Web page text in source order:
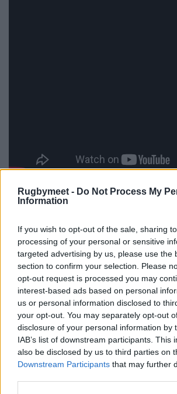
Rugbymeet - Do Not Process My
Information
If you wish to opt-out of the sale, sharing
processing of your personal or sensitive
targeted advertising by us, please use the
section to confirm your selection. Please
opt-out request is processed you may
interest-based ads based on personal
us or personal information disclosed to
your opt-out. You may separately opt-out
disclosure of your personal information by
IAB’s list of downstream participants. This
also be disclosed by us to third parties on
Downstream Participants that may further
Black Lion v Zebre
14-28 (14-14 p.t.)
Tabellino:3' meta Kvatadze tr.
17' meta Pitinari tr. Da Re (7-7),
Da Re (7-14), 40' meta
(14-14), 63' meta Pani tr. Da Re
meta Da Re tr. Da Re (14-28)
Cartellini:30' giallo a Vasil